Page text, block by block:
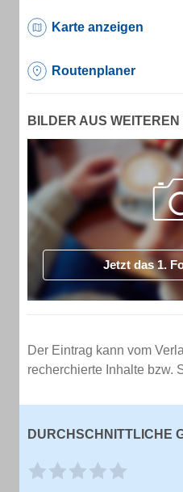
Karte anzeigen
Routenplaner
BILDER AUS WEITEREN
Jetzt das 1.
Der Eintrag kann vom
recherchierte Inhalte bzw.
DURCHSCHNITTLICHE